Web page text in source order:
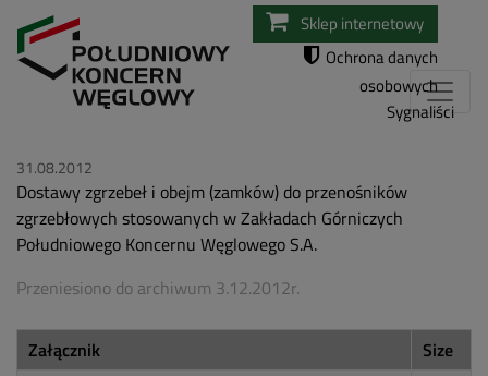
Przejdź
do
Sklep internetowy
Ochrona danych
osobowych
Sygnaliści
31.08.2012
Dostawy zgrzebeł i obejm (zamków) do przenośników
zgrzebłowych stosowanych w Zakładach Górniczych
Południowego Koncernu Węglowego S.A.
Przeniesiono do archiwum 3.12.2012r.
Załącznik
Size